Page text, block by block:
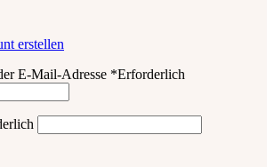
erstellen
E-Mail-Adresse *Erforderlich